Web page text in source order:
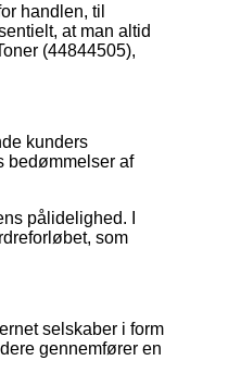
handlen, til
at man altid
(44844505),
kunders
bedømmelser af
pålidelighed. I
som
selskaber i form
gennemfører en